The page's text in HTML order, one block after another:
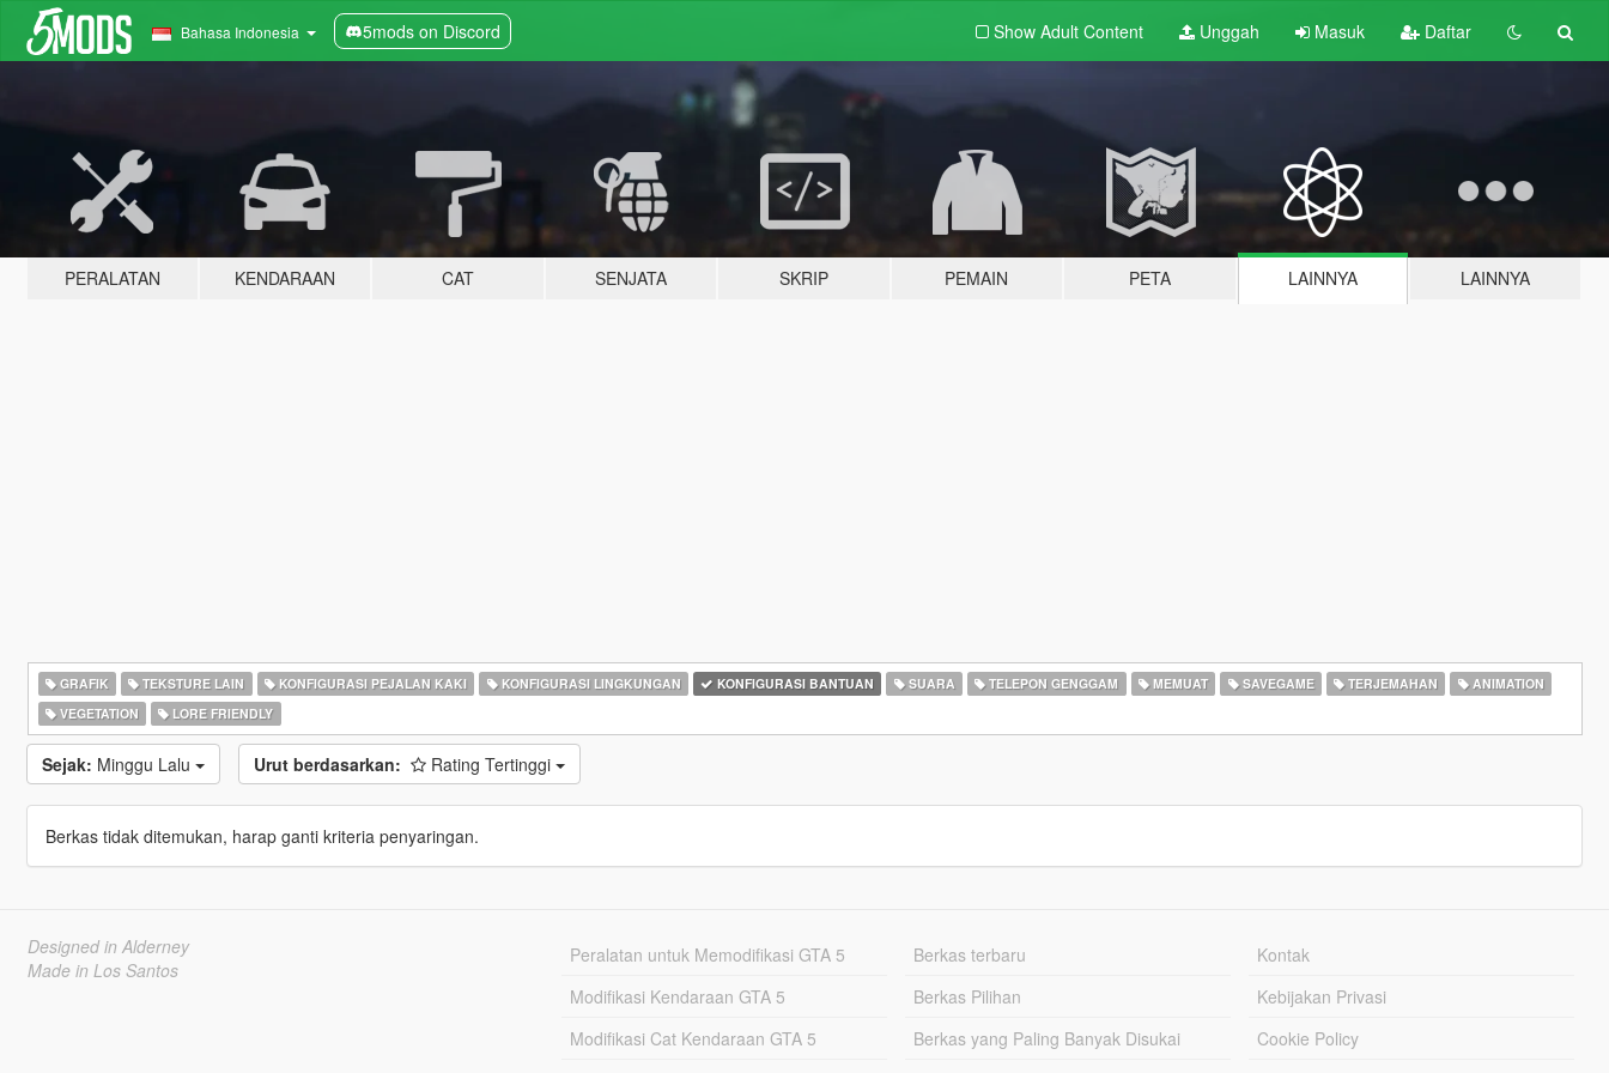
Bahasa Indonesia 5mods on Discord Show Adult Content Unggah Masuk Daftar
PERALATAN KENDARAAN CAT SENJATA SKRIP PEMAIN PETA LAINNYA LAINNYA
GRAFIK TEKSTURE LAIN KONFIGURASI PEJALAN KAKI KONFIGURASI LINGKUNGAN KONFIGURASI BANTUAN SUARA TELEPON GENGGAM MEMUAT SAVEGAME TERJEMAHAN
ANIMATION
VEGETATION
LORE FRIENDLY
Sejak: Minggu Lalu Urut berdasarkan: Rating Tertinggi
Berkas tidak ditemukan, harap ganti kriteria penyaringan.
Designed in Alderney
Made in Los Santos
Peralatan untuk Memodifikasi GTA 5
Modifikasi Kendaraan GTA 5
Modifikasi Cat Kendaraan GTA 5
Berkas terbaru
Berkas Pilihan
Berkas yang Paling Banyak Disukai
Kontak
Kebijakan Privasi
Cookie Policy